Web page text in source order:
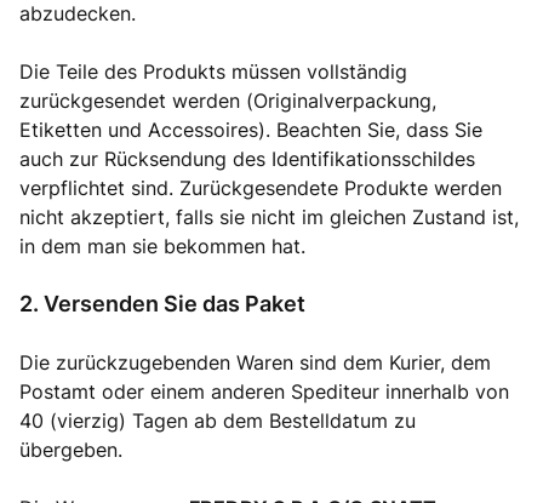
abzudecken.
Die Teile des Produkts müssen vollständig
zurückgesendet werden (Originalverpackung,
Etiketten und Accessoires). Beachten Sie, dass Sie
auch zur Rücksendung des Identifikationsschildes
verpflichtet sind. Zurückgesendete Produkte werden
nicht akzeptiert, falls sie nicht im gleichen Zustand ist,
in dem man sie bekommen hat.
2. Versenden Sie das Paket
Die zurückzugebenden Waren sind dem Kurier, dem
Postamt oder einem anderen Spediteur innerhalb von
40 (vierzig) Tagen ab dem Bestelldatum zu
übergeben.